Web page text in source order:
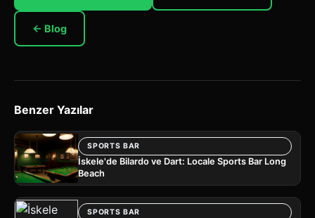
← Blog
Benzer Yazılar
SPORTS BAR
İskele'de Bilardo ve Dart: Locale Sports Bar Long
Beach
SPORTS BAR